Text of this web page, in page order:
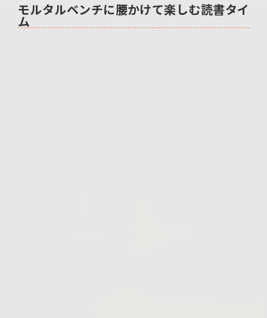
モルタルベンチに腰かけて楽しむ読書タイ
ム